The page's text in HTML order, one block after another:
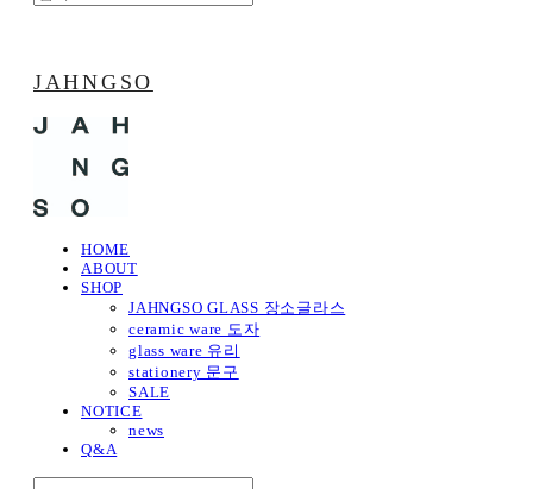
JAHNGSO
HOME
ABOUT
SHOP
JAHNGSO GLASS 장소글라스
ceramic ware 도자
glass ware 유리
stationery 문구
SALE
NOTICE
news
Q&A